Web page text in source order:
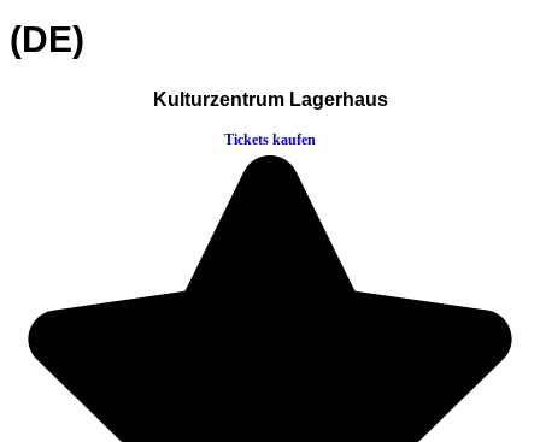
(DE)
Kulturzentrum Lagerhaus
Tickets kaufen